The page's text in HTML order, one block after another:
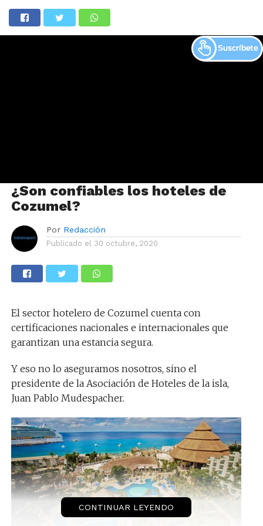
¿Son confiables los hoteles de
Cozumel?
Por Redacción
Publicado el 30 octubre, 2020
El sector hotelero de Cozumel cuenta con
certificaciones nacionales e internacionales que
garantizan una estancia segura.
Y eso no lo aseguramos nosotros, sino el
presidente de la Asociación de Hoteles de la isla,
Juan Pablo Mudespacher.
CONTINUAR LEYENDO